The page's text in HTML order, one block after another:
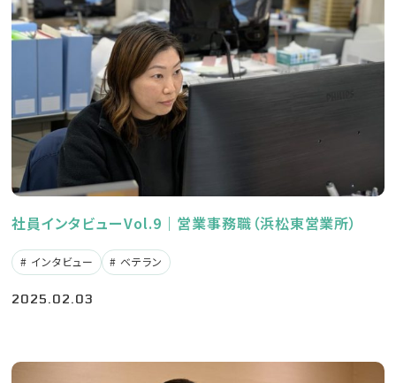
新卒の方
2027年版はこちら
2028年版はこちら
社員インタビューVol.9｜営業事務職（浜松東営業所）
インタビュー ベテラン
2025.02.03